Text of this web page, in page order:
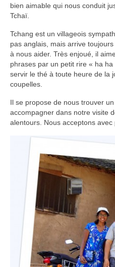
bien aimable qui nous conduit
Tchaï.
Tchang est un villageois
pas anglais, mais arrive
à nous aider. Très enjoué, il
phrases par un petit rire « ha
servir le thé à toute heure de la
coupelles.
Il se propose de nous trouver
accompagner dans notre visite
alentours. Nous acceptons avec